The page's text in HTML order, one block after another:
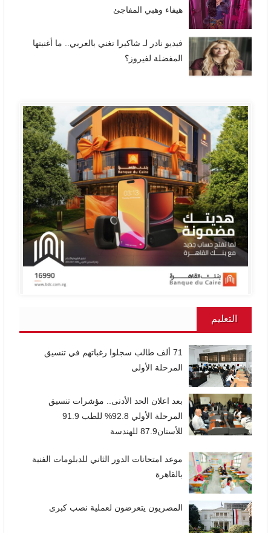
هيفاء وهبي المفاجئ
فيديو نادر لـ شاكيرا تغني بالعربي.. ما أغنيتها
المفضلة لفيروز؟
التعليم
71 ألف طالب سجلوا رغباتهم في تنسيق
المرحلة الأولى
بعد اعلان الحد الأدنى.. مؤشرات تنسيق
المرحلة الأولي 92.8% للطب 91.9
للأسنان87.9 للهندسة
موعد امتحانات الدور الثاني للدبلومات الفنية
بالقاهرة
المصريون يتعرضون لعملية نصب كبرى